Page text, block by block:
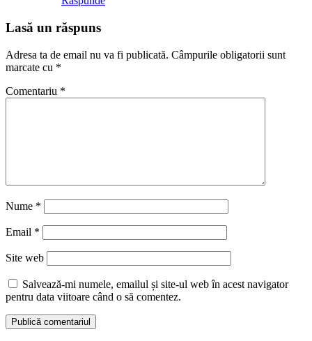
Lasă un răspuns
Adresa ta de email nu va fi publicată. Câmpurile obligatorii sunt
marcate cu *
Comentariu *
Nume *
Email *
Site web
Salvează-mi numele, emailul și site-ul web în acest navigator
pentru data viitoare când o să comentez.